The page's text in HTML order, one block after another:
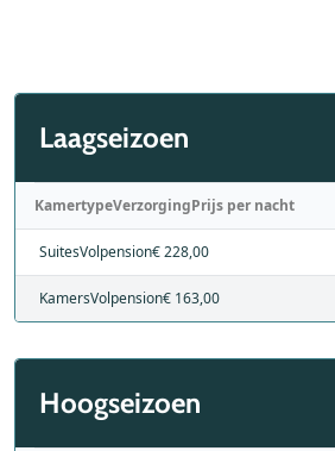
Laagseizoen
KamertypeVerzorgingPrijs per nacht
SuitesVolpension€ 228,00
KamersVolpension€ 163,00
Hoogseizoen